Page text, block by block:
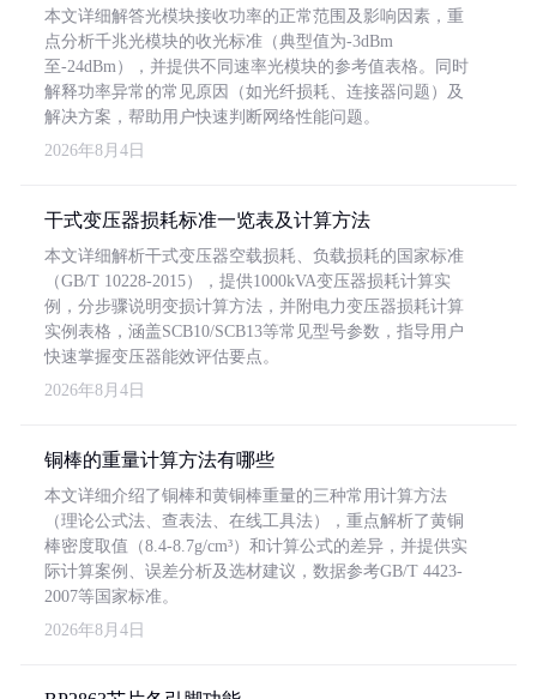
本文详细解答光模块接收功率的正常范围及影响因素，重
点分析千兆光模块的收光标准（典型值为-3dBm
至-24dBm），并提供不同速率光模块的参考值表格。同时
解释功率异常的常见原因（如光纤损耗、连接器问题）及
解决方案，帮助用户快速判断网络性能问题。
2026年8月4日
干式变压器损耗标准一览表及计算方法
本文详细解析干式变压器空载损耗、负载损耗的国家标准
（GB/T 10228-2015），提供1000kVA变压器损耗计算实
例，分步骤说明变损计算方法，并附电力变压器损耗计算
实例表格，涵盖SCB10/SCB13等常见型号参数，指导用户
快速掌握变压器能效评估要点。
2026年8月4日
铜棒的重量计算方法有哪些
本文详细介绍了铜棒和黄铜棒重量的三种常用计算方法
（理论公式法、查表法、在线工具法），重点解析了黄铜
棒密度取值（8.4-8.7g/cm³）和计算公式的差异，并提供实
际计算案例、误差分析及选材建议，数据参考GB/T 4423-
2007等国家标准。
2026年8月4日